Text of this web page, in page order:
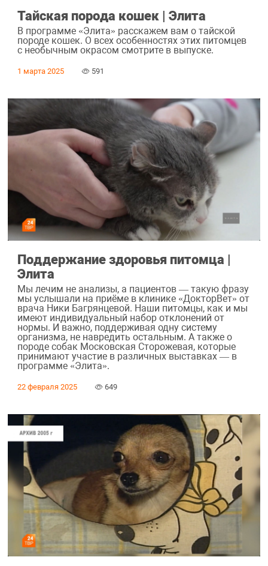
Тайская порода кошек | Элита
В программе «Элита» расскажем вам о тайской
породе кошек. О всех особенностях этих питомцев
с необычным окрасом смотрите в выпуске.
1 марта 2025 591
Поддержание здоровья питомца |
Элита
Мы лечим не анализы, а пациентов — такую фразу
мы услышали на приёме в клинике «ДокторВет» от
врача Ники Багрянцевой. Наши питомцы, как и мы
имеют индивидуальный набор отклонений от
нормы. И важно, поддерживая одну систему
организма, не навредить остальным. А также о
породе собак Московская Сторожевая, которые
принимают участие в различных выставках — в
программе «Элита».
22 февраля 2025 649